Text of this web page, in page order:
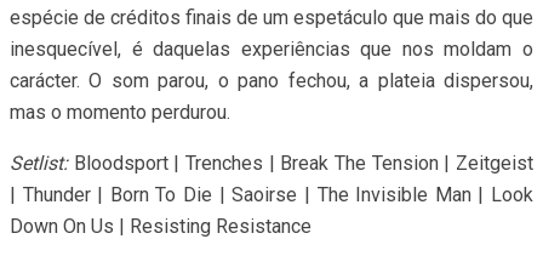
espécie de créditos finais de um espetáculo que mais do que
inesquecível, é daquelas experiências que nos moldam o
carácter. O som parou, o pano fechou, a plateia dispersou,
mas o momento perdurou.
Setlist:Bloodsport | Trenches | Break The Tension | Zeitgeist
| Thunder | Born To Die | Saoirse | The Invisible Man | Look
Down On Us | Resisting Resistance